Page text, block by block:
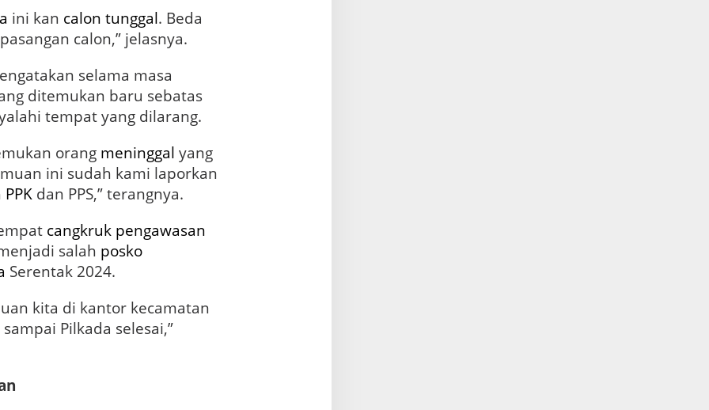
ini kan calon tunggal. Beda
calon,” jelasnya.
selama masa
ditemukan baru sebatas
tempat yang dilarang.
orang meninggal yang
ini sudah kami laporkan
PPKdan PPS,” terangnya.
cangkruk pengawasan
salah posko
Serentak 2024.
kita di kantor kecamatan
Pilkada selesai,”